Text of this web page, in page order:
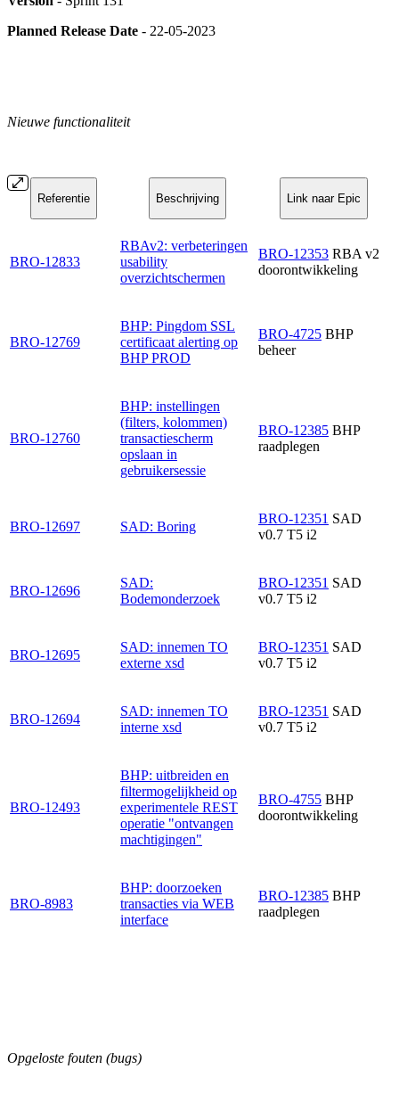
Planned Release Date - 22-05-2023
Nieuwe functionaliteit
Referentie Beschrijving Link naar Epic
BRO-12833
RBAv2: verbeteringen
usability
overzichtschermen
BRO-12353 RBA v2
doorontwikkeling
BRO-12769
BHP: Pingdom SSL
certificaat alerting op
BHP PROD
BRO-4725 BHP
beheer
BRO-12760
BHP: instellingen
(filters, kolommen)
transactiescherm
opslaan in
gebruikersessie
BRO-12385 BHP
raadplegen
BRO-12697 SAD: Boring
BRO-12351 SAD
v0.7 T5 i2
BRO-12696
SAD:
Bodemonderzoek
BRO-12351 SAD
v0.7 T5 i2
BRO-12695
SAD: innemen TO
externe xsd
BRO-12351 SAD
v0.7 T5 i2
BRO-12694
SAD: innemen TO
interne xsd
BRO-12351 SAD
v0.7 T5 i2
BRO-12493
BHP: uitbreiden en
filtermogelijkheid op
experimentele REST
operatie "ontvangen
machtigingen"
BRO-4755 BHP
doorontwikkeling
BRO-8983
BHP: doorzoeken
transacties via WEB
interface
BRO-12385 BHP
raadplegen
Opgeloste fouten (bugs)